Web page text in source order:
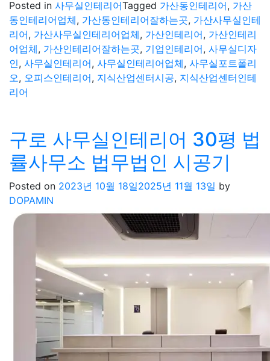
Posted in 사무실인테리어Tagged 가산동인테리어, 가산
동인테리어업체, 가산동인테리어잘하는곳, 가산사무실인테
리어, 가산사무실인테리어업체, 가산인테리어, 가산인테리
어업체, 가산인테리어잘하는곳, 기업인테리어, 사무실디자
인, 사무실인테리어, 사무실인테리어업체, 사무실포트폴리
오, 오피스인테리어, 지식산업센터시공, 지식산업센터인테
리어
구로 사무실인테리어 30평 법
률사무소 법무법인 시공기
Posted on 2023년 10월 18일2025년 11월 13일 by
DOPAMIN